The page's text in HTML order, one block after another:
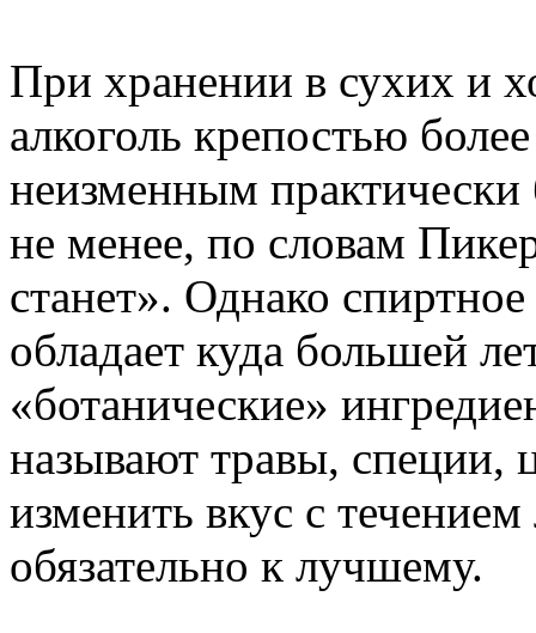
При хранении в сухих и
алкоголь крепостью
неизменным практически
не менее, по словам
станет». Однако
обладает куда большей
«ботанические»
называют травы, специи,
изменить вкус с
обязательно к лучшему.